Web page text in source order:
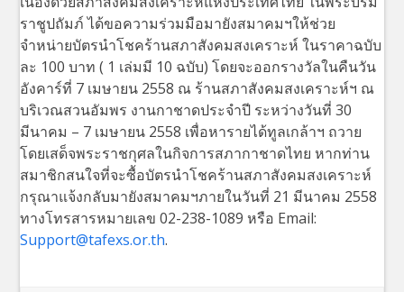
ราชูปถัมภ์ ได้ขอความร่วมมือมายังสมาคมฯให้ช่วย
จำหน่ายบัตรนำโชคร้านสภาสังคมสงเคราะห์ ในราคาฉบับ
ละ 100 บาท ( 1 เล่มมี 10 ฉบับ) โดยจะออกรางวัลในคืนวัน
อังคาร์ที่ 7 เมษายน 2558 ณ ร้านสภาสังคมสงเคราะห์ฯ ณ
บริเวณสวนอัมพร งานกาชาดประจำปี ระหว่างวันที่ 30
มีนาคม – 7 เมษายน 2558 เพื่อหารายได้ทูลเกล้าฯ ถวาย
โดยเสด็จพระราชกุศลในกิจการสภากาชาดไทย หากท่าน
สมาชิกสนใจที่จะซื้อบัตรนำโชคร้านสภาสังคมสงเคราะห์
กรุณาแจ้งกลับมายังสมาคมฯภายในวันที่ 21 มีนาคม 2558
ทางโทรสารหมายเลข 02-238-1089 หรือ Email:
Support@tafexs.or.th.